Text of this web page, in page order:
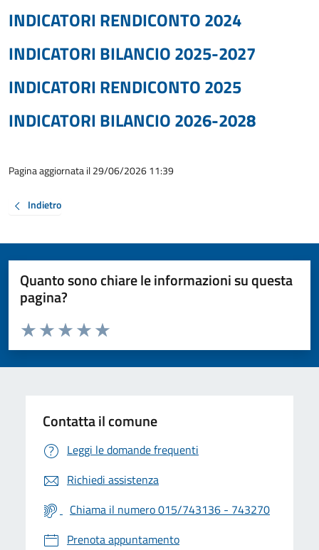
INDICATORI RENDICONTO 2024
INDICATORI BILANCIO 2025-2027
INDICATORI RENDICONTO 2025
INDICATORI BILANCIO 2026-2028
Pagina aggiornata il 29/06/2026 11:39
Indietro
Quanto sono chiare le informazioni su questa
pagina?
Valuta da 1 a 5 stelle la pagina
Valuta 5 stelle su 5
Valuta 4 stelle su 5
Valuta 3 stelle su 5
Valuta 2 stelle su 5
Valuta 1 stelle su 5
Contatta il comune
Leggi le domande frequenti
Richiedi assistenza
Chiama il numero 015/743136 - 743270
Prenota appuntamento